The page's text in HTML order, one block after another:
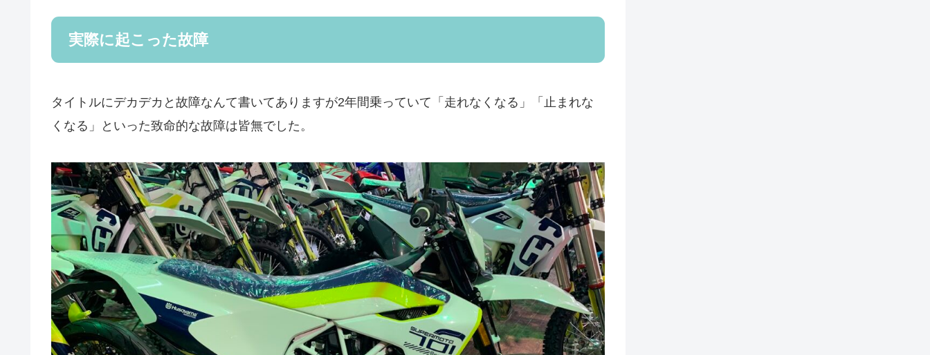
実際に起こった故障
タイトルにデカデカと故障なんて書いてありますが2年間乗っていて「走れなくなる」「止まれな
くなる」といった致命的な故障は皆無でした。